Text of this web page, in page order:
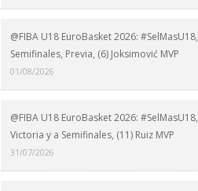
@FIBA U18 EuroBasket 2026: #SelMasU18,
Semifinales, Previa, (6) Joksimović MVP
01/08/2026
@FIBA U18 EuroBasket 2026: #SelMasU18,
Victoria y a Semifinales, (11) Ruiz MVP
31/07/2026